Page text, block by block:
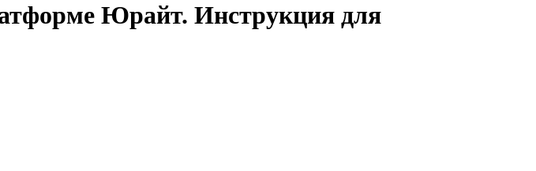
Юрайт. Инструкция для